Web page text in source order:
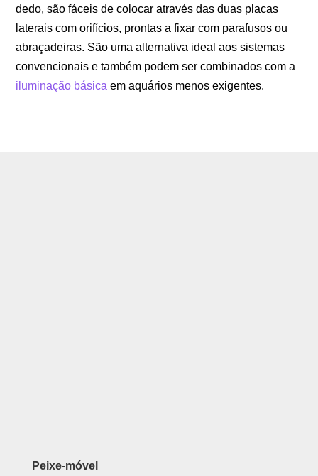
dedo, são fáceis de colocar através das duas placas
laterais com orifícios, prontas a fixar com parafusos ou
abraçadeiras. São uma alternativa ideal aos sistemas
convencionais e também podem ser combinados com a
iluminação básica em aquários menos exigentes.
Peixe-móvel